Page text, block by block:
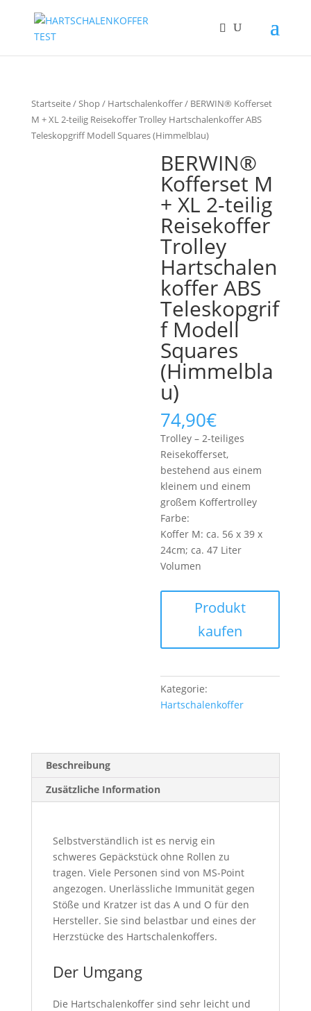
Startseite/Shop/ Hartschalenkoffer/ BERWIN® Kofferset
M + XL 2-teilig Reisekoffer Trolley Hartschalenkoffer ABS
Teleskopgriff Modell Squares (Himmelblau)
BERWIN®
Kofferset M
+ XL 2-teilig
Reisekoffer
Trolley
Hartschalen
koffer ABS
Teleskopgrif
f Modell
Squares
(Himmelbla
u)
74,90€
Trolley – 2-teiliges
Reisekofferset,
bestehend aus einem
kleinem und einem
großem Koffertrolley
Farbe:
Koffer M: ca. 56 x 39 x
24cm; ca. 47 Liter
Volumen
Produkt
kaufen
Kategorie:
Hartschalenkoffer
Beschreibung
Zusätzliche Information
Selbstverständlich ist es nervig ein
schweres Gepäckstück ohne Rollen zu
tragen. Viele Personen sind von MS-Point
angezogen. Unerlässliche Immunität gegen
Stöße und Kratzer ist das A und O für den
Hersteller. Sie sind belastbar und eines der
Herzstücke des Hartschalenkoffers.
Der Umgang
Die Hartschalenkoffer sind sehr leicht und